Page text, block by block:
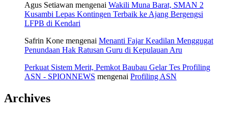
Agus Setiawan mengenai Wakili Muna Barat, SMAN 2
Kusambi Lepas Kontingen Terbaik ke Ajang Bergengsi
LFPB di Kendari
Safrin Kone mengenai Menanti Fajar Keadilan Menggugat
Penundaan Hak Ratusan Guru di Kepulauan Aru
Perkuat Sistem Merit, Pemkot Baubau Gelar Tes Profiling
ASN - SPIONNEWS mengenai Profiling ASN
Archives